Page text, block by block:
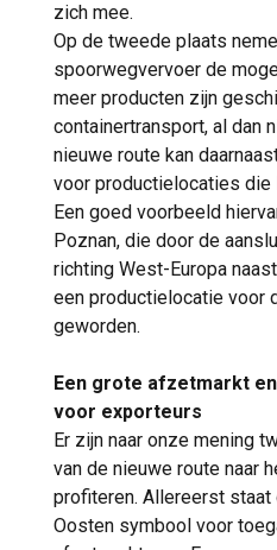
zich mee.
Op de tweede plaats
spoorwegvervoer de
meer producten zijn
containertransport, al dan
nieuwe route kan
voor productielocaties die
Een goed voorbeeld
Poznan, die door de
richting West-Europa
een productielocatie voor
geworden.
Een grote afzetmarkt
voor exporteurs
Er zijn naar onze mening
van de nieuwe route naar
profiteren. Allereerst staat
Oosten symbool voor